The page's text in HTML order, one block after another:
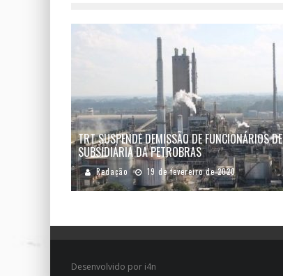
TRT SUSPENDE DEMISSÃO DE FUNCIONÁRIOS DE
SUBSIDIÁRIA DA PETROBRAS
Redação 19 de fevereiro de 2020
Desenvolvido por i4n